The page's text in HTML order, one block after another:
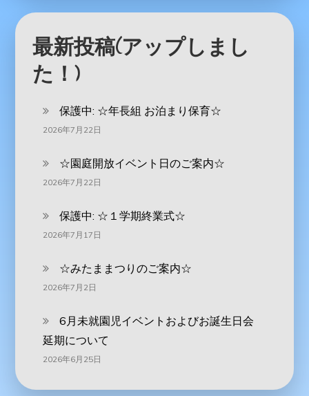
最新投稿(アップしまし
た！)
保護中: ‪☆年長組 お泊まり保育☆
2026年7月22日
☆園庭開放イベント日のご案内☆
2026年7月22日
保護中: ☆１学期終業式☆
2026年7月17日
☆みたままつりのご案内☆
2026年7月2日
6月未就園児イベントおよびお誕生日会
延期について
2026年6月25日